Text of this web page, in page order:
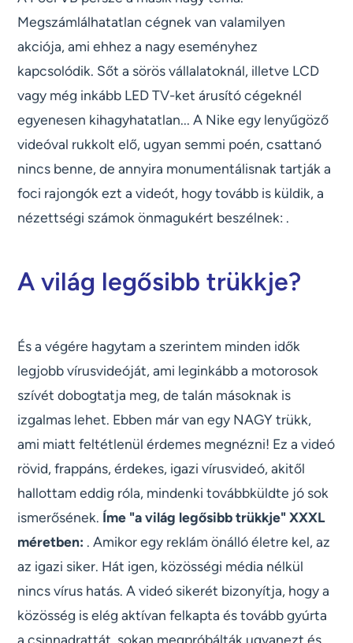
Megszámlálhatatlan cégnek van valamilyen
akciója, ami ehhez a nagy eseményhez
kapcsolódik. Sőt a sörös vállalatoknál, illetve LCD
vagy még inkább LED TV-ket árusító cégeknél
egyenesen kihagyhatatlan... A Nike egy lenyűgöző
videóval rukkolt elő, ugyan semmi poén, csattanó
nincs benne, de annyira monumentálisnak tartják a
foci rajongók ezt a videót, hogy tovább is küldik, a
nézettségi számok önmagukért beszélnek: .
A világ legősibb trükkje?
És a végére hagytam a szerintem minden idők
legjobb vírusvideóját, ami leginkább a motorosok
szívét dobogtatja meg, de talán másoknak is
izgalmas lehet. Ebben már van egy NAGY trükk,
ami miatt feltétlenül érdemes megnézni! Ez a videó
rövid, frappáns, érdekes, igazi vírusvideó, akitől
hallottam eddig róla, mindenki továbbküldte jó sok
ismerősének. Íme "a világ legősibb trükkje" XXXL
méretben: . Amikor egy reklám önálló életre kel, az
az igazi siker. Hát igen, közösségi média nélkül
nincs vírus hatás. A videó sikerét bizonyítja, hogy a
közösség is elég aktívan felkapta és tovább gyúrta
a csinnadrattát, sokan megpróbálták ugyanezt és